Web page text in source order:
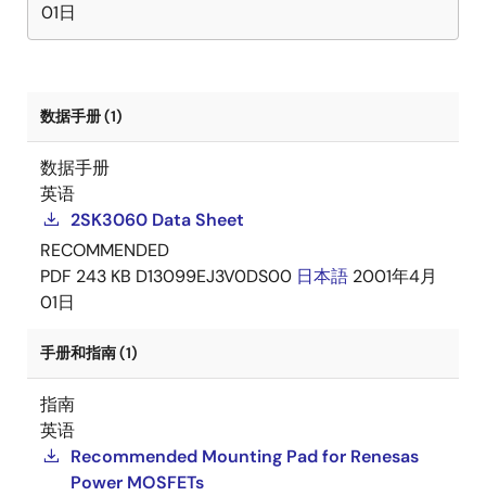
01日
数据手册 (1)
数据手册
英语
2SK3060 Data Sheet
RECOMMENDED
PDF 243 KB D13099EJ3V0DS00 日本語 2001年4月
01日
手册和指南 (1)
指南
英语
Recommended Mounting Pad for Renesas
Power MOSFETs